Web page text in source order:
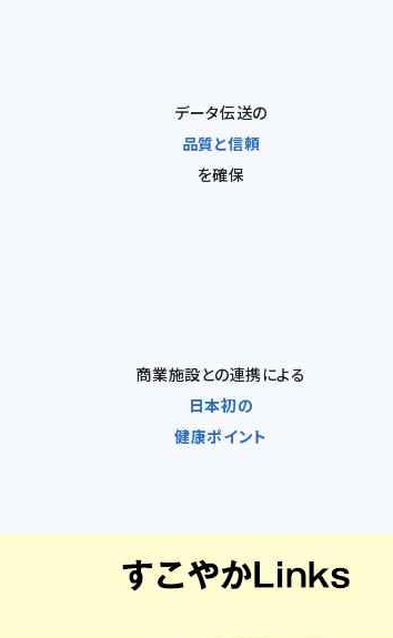
データ伝送の
品質と信頼
を確保
商業施設との連携による
日本初の
健康ポイント